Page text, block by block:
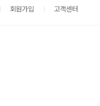
회원가입 고객센터